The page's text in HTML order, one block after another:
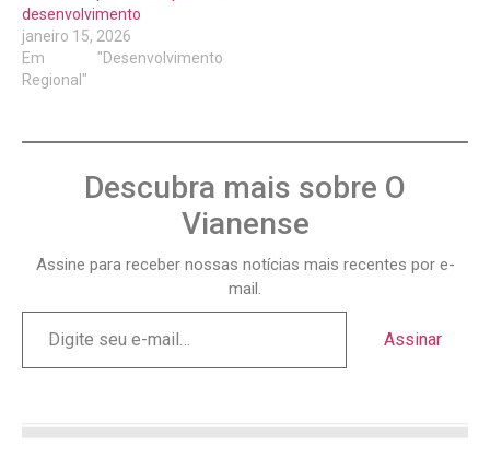
desenvolvimento
janeiro 15, 2026
Em "Desenvolvimento
Regional"
Descubra mais sobre O
Vianense
Assine para receber nossas notícias mais recentes por e-
mail.
Assinar